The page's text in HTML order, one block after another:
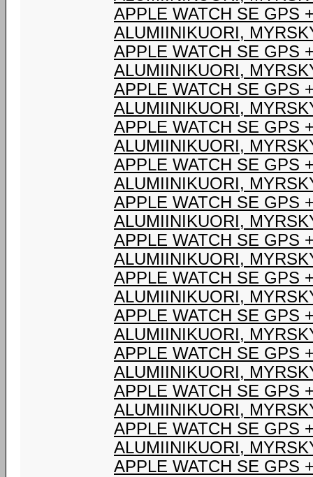
APPLE WATCH SE GPS
ALUMIINIKUORI,
APPLE WATCH SE GPS
ALUMIINIKUORI,
APPLE WATCH SE GPS
ALUMIINIKUORI,
APPLE WATCH SE GPS
ALUMIINIKUORI,
APPLE WATCH SE GPS
ALUMIINIKUORI,
APPLE WATCH SE GPS
ALUMIINIKUORI,
APPLE WATCH SE GPS
ALUMIINIKUORI,
APPLE WATCH SE GPS
ALUMIINIKUORI,
APPLE WATCH SE GPS
ALUMIINIKUORI,
APPLE WATCH SE GPS
ALUMIINIKUORI,
APPLE WATCH SE GPS
ALUMIINIKUORI,
APPLE WATCH SE GPS
ALUMIINIKUORI,
APPLE WATCH SE GPS